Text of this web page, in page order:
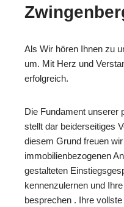
Als Wir hören Ihnen zu
um. Mit Herz und
erfolgreich.
Die Fundament unserer
stellt dar beiderseitiges
diesem Grund freuen
immobilienbezogenen
gestalteten
kennenzulernen und
besprechen . Ihre